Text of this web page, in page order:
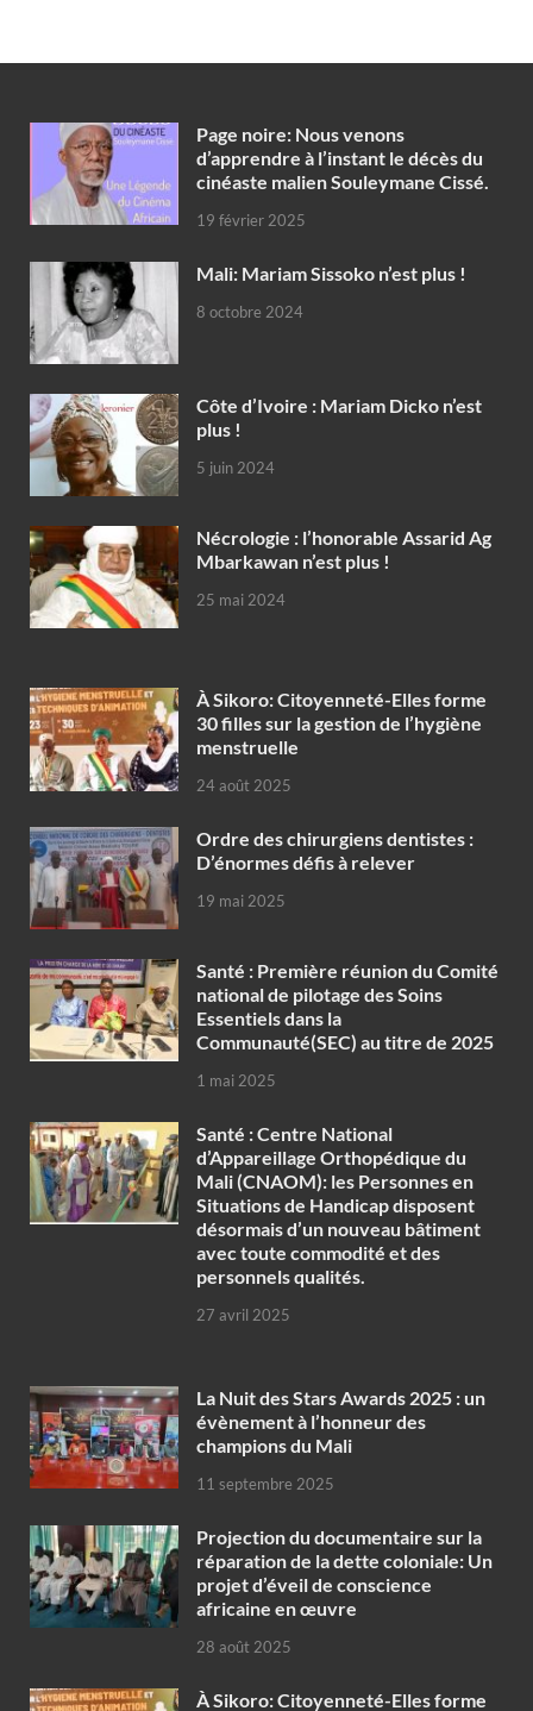
Page noire: Nous venons
d’apprendre à l’instant le décès du
cinéaste malien Souleymane Cissé.
19 février 2025
Mali: Mariam Sissoko n’est plus !
8 octobre 2024
Côte d’Ivoire : Mariam Dicko n’est
plus !
5 juin 2024
Nécrologie : l’honorable Assarid Ag
Mbarkawan n’est plus !
25 mai 2024
À Sikoro: Citoyenneté-Elles forme
30 filles sur la gestion de l’hygiène
menstruelle
24 août 2025
Ordre des chirurgiens dentistes :
D’énormes défis à relever
19 mai 2025
Santé : Première réunion du Comité
national de pilotage des Soins
Essentiels dans la
Communauté(SEC) au titre de 2025
1 mai 2025
Santé : Centre National
d’Appareillage Orthopédique du
Mali (CNAOM): les Personnes en
Situations de Handicap disposent
désormais d’un nouveau bâtiment
avec toute commodité et des
personnels qualités.
27 avril 2025
‎La Nuit des Stars Awards 2025 : un
évènement à l’honneur des
champions du Mali
11 septembre 2025
Projection du documentaire sur la
réparation de la dette coloniale: Un
projet d’éveil de conscience
africaine en œuvre‎
28 août 2025
À Sikoro: Citoyenneté-Elles forme